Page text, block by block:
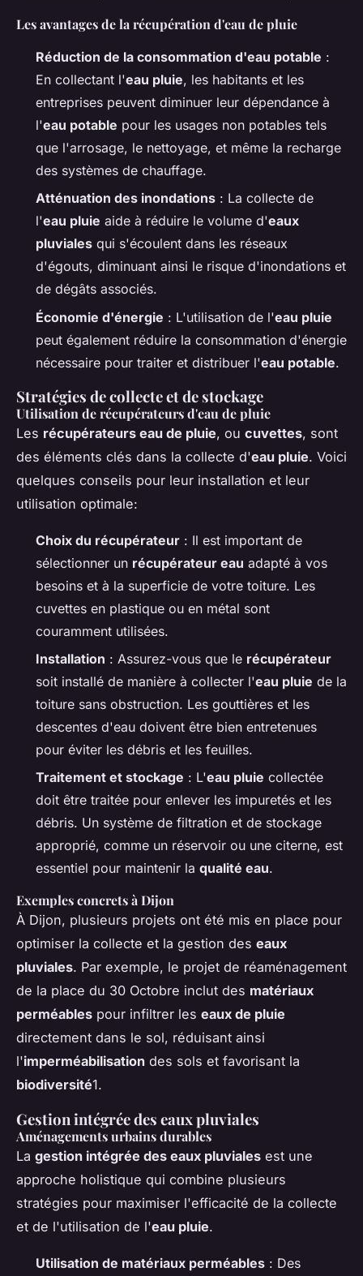
Les avantages de la récupération d'eau de pluie
Réduction de la consommation d'eau potable :
En collectant l'eau pluie, les habitants et les
entreprises peuvent diminuer leur dépendance à
l'eau potable pour les usages non potables tels
que l'arrosage, le nettoyage, et même la recharge
des systèmes de chauffage.
Atténuation des inondations : La collecte de
l'eau pluie aide à réduire le volume d'eaux
pluviales qui s'écoulent dans les réseaux
d'égouts, diminuant ainsi le risque d'inondations et
de dégâts associés.
Économie d'énergie : L'utilisation de l'eau pluie
peut également réduire la consommation d'énergie
nécessaire pour traiter et distribuer l'eau potable.
Stratégies de collecte et de stockage
Utilisation de récupérateurs d'eau de pluie
Les récupérateurs eau de pluie, ou cuvettes, sont
des éléments clés dans la collecte d'eau pluie. Voici
quelques conseils pour leur installation et leur
utilisation optimale:
Choix du récupérateur : Il est important de
sélectionner un récupérateur eau adapté à vos
besoins et à la superficie de votre toiture. Les
cuvettes en plastique ou en métal sont
couramment utilisées.
Installation : Assurez-vous que le récupérateur
soit installé de manière à collecter l'eau pluie de la
toiture sans obstruction. Les gouttières et les
descentes d'eau doivent être bien entretenues
pour éviter les débris et les feuilles.
Traitement et stockage : L'eau pluie collectée
doit être traitée pour enlever les impuretés et les
débris. Un système de filtration et de stockage
approprié, comme un réservoir ou une citerne, est
essentiel pour maintenir la qualité eau.
Exemples concrets à Dijon
À Dijon, plusieurs projets ont été mis en place pour
optimiser la collecte et la gestion des eaux
pluviales. Par exemple, le projet de réaménagement
de la place du 30 Octobre inclut des matériaux
perméables pour infiltrer les eaux de pluie
directement dans le sol, réduisant ainsi
l'imperméabilisation des sols et favorisant la
biodiversité1.
Gestion intégrée des eaux pluviales
Aménagements urbains durables
La gestion intégrée des eaux pluviales est une
approche holistique qui combine plusieurs
stratégies pour maximiser l'efficacité de la collecte
et de l'utilisation de l'eau pluie.
Utilisation de matériaux perméables : Des